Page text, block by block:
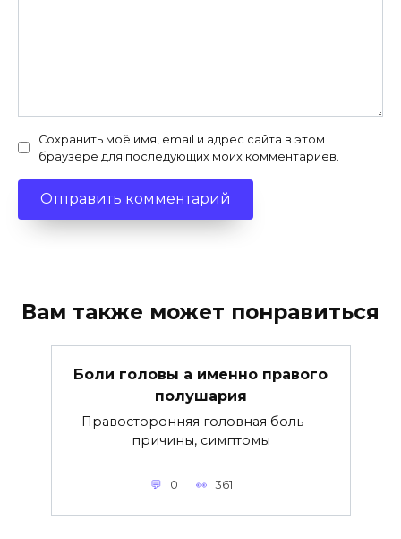
Сохранить моё имя, email и адрес сайта в этом
браузере для последующих моих комментариев.
Вам также может понравиться
Боли головы а именно правого
полушария
Правосторонняя головная боль —
причины, симптомы
0 361